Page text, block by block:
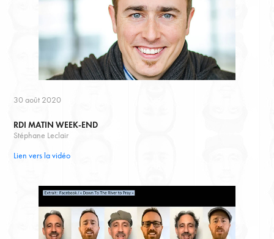
30 août 2020
RDI MATIN WEEK-END
Stéphane Leclair
Lien vers la vidéo